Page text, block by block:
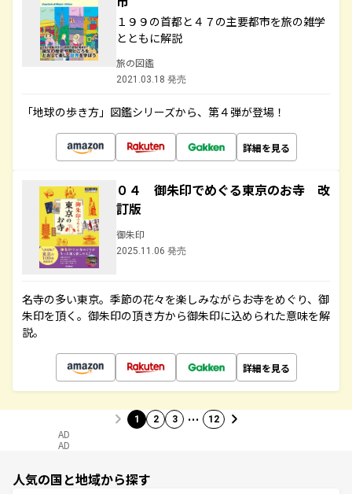
１９９の首都と４７の主要都市を旅の雑学
とともに解説
旅の図鑑
2021.03.18 発売
「地球の歩き方」図鑑シリーズから、第４弾が登場！
詳細を見る
０４ 御朱印でめぐる東京のお寺 改
訂版
御朱印
2025.11.06 発売
名寺の多い東京。季節の花々を楽しみながらお寺をめぐり、御
朱印を頂く。御朱印の頂き方から御朱印に込められた意味を解
説。
詳細を見る
1 2 3 … 12
AD
AD
人気の国と地域から探す